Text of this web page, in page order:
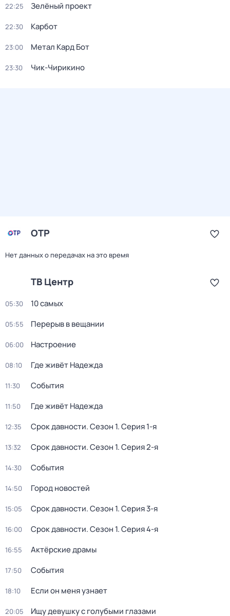
22:25 Зелёный проект
22:30 Карбот
23:00 Метал Кард Бот
23:30 Чик-Чирикино
ОТР
Нет данных о передачах на это время
ТВ Центр
05:30 10 самых
05:55 Перерыв в вещании
06:00 Настроение
08:10 Где живёт Надежда
11:30 События
11:50 Где живёт Надежда
12:35 Срок давности. Сезон 1. Серия 1-я
13:32 Срок давности. Сезон 1. Серия 2-я
14:30 События
14:50 Город новостей
15:05 Срок давности. Сезон 1. Серия 3-я
16:00 Срок давности. Сезон 1. Серия 4-я
16:55 Актёрские драмы
17:50 События
18:10 Если он меня узнает
20:05 Ищу девушку с голубыми глазами